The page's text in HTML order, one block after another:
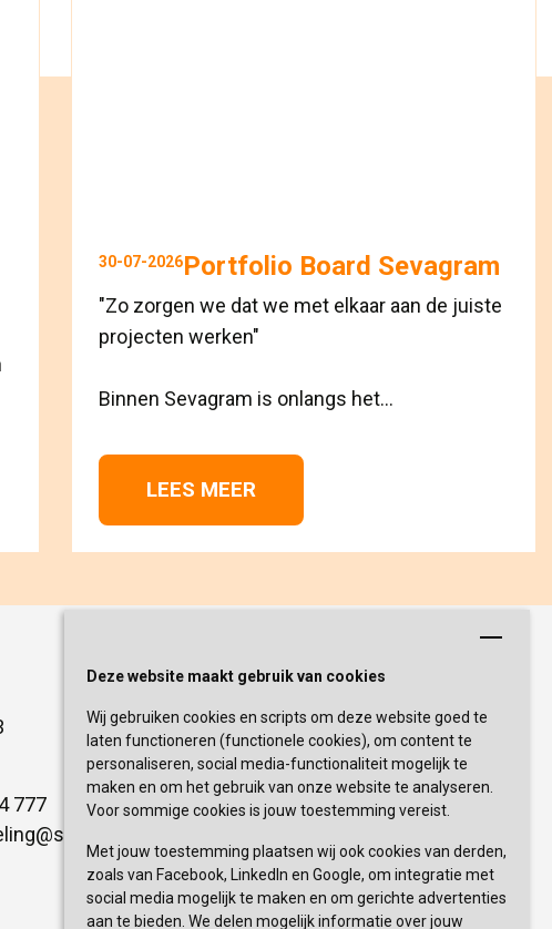
Deze website maakt gebruik van cookies
Wij gebruiken cookies en scripts om deze website goed te
laten functioneren (functionele cookies), om content te
personaliseren, social media-functionaliteit mogelijk te
maken en om het gebruik van onze website te analyseren.
Voor sommige cookies is jouw toestemming vereist.
Met jouw toestemming plaatsen wij ook cookies van derden,
zoals van Facebook, LinkedIn en Google, om integratie met
social media mogelijk te maken en om gerichte advertenties
aan te bieden. We delen mogelijk informatie over jouw
30-07-2026Portfolio Board Sevagram
"Zo zorgen we dat we met elkaar aan de juiste
projecten werken"
Binnen Sevagram is onlangs het...
LEES MEER
777
Schrijf je nu in!
Blijf op de hoogte van de laatste
activiteiten en nieuwtjes met onze
nieuwsbrief
INSCHRIJVEN